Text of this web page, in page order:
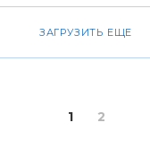
ЗАГРУЗИТЬ ЕЩЕ
1 2